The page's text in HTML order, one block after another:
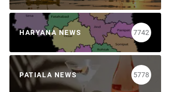
HARYANA NEWS 7742
PATIALA NEWS 5778